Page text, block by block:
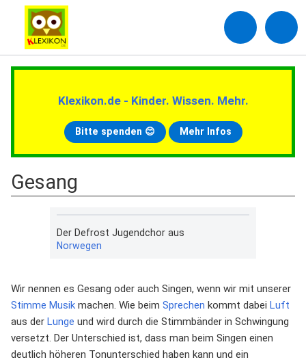
Klexikon.de - Kinder. Wissen. Mehr.
Bitte spenden 😊 Mehr Infos
Gesang
Der Defrost Jugendchor aus
Norwegen
Wir nennen es Gesang oder auch Singen, wenn wir mit unserer
Stimme Musik machen. Wie beim Sprechen kommt dabei Luft
aus der Lunge und wird durch die Stimmbänder in Schwingung
versetzt. Der Unterschied ist, dass man beim Singen einen
deutlich höheren Tonunterschied haben kann und ein